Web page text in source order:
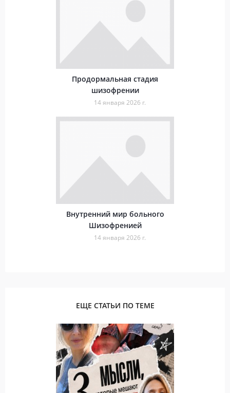
Продормальная стадия
шизофрении
14 января 2026 г.
Внутренний мир больного
Шизофренией
14 января 2026 г.
ЕЩЕ СТАТЬИ ПО ТЕМЕ